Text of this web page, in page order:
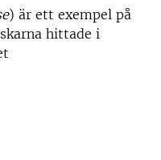
) är ett exempel på
hittade i